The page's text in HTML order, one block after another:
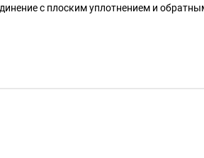
с плоским уплотнением и